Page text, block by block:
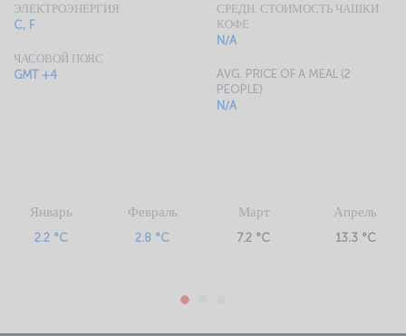
ЭЛЕКТРОЭНЕРГИЯ
C, F
ЧАСОВОЙ ПОЯС
GMT +4
СРЕДН. СТОИМОСТЬ ЧАШКИ
КОФЕ
N/A
AVG. PRICE OF A MEAL (2
PEOPLE)
N/A
Январь
2.2 °C
Февраль
2.8 °C
Март
7.2 °C
Апрель
13.3 °C